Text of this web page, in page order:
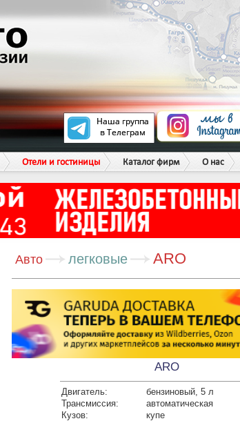
Отели и гостиницы Каталог фирм О нас
Авто легковые ARO
ARO
Двигатель:
бензиновый, 5 л
Трансмиссия:
автоматическая
Кузов:
купе